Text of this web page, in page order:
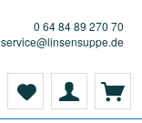
0 64 84 89 270 70
service@linsensuppe.de